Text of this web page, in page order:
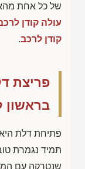
של כל אחת
עולה קודן
קודן לרכב.
פריצת
בראשון
פתיחת דלת
תמיד נגמרת
שנטרקה עם